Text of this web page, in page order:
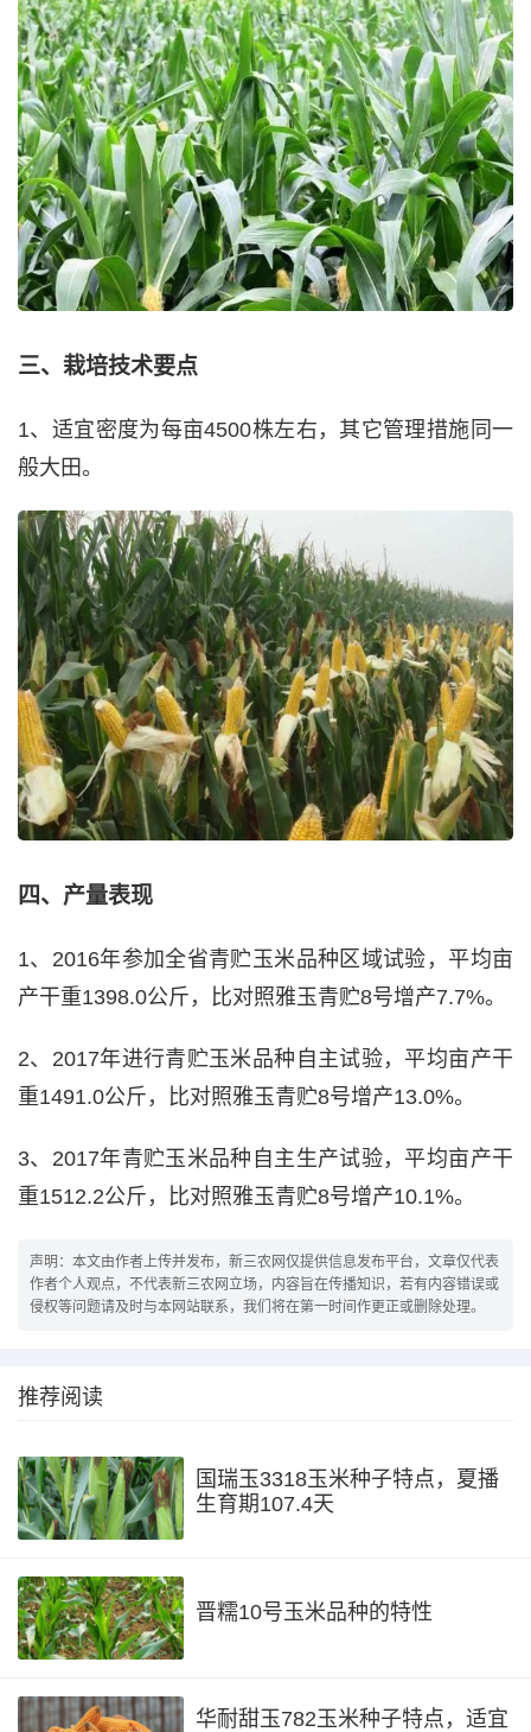
三、栽培技术要点
1、适宜密度为每亩4500株左右，其它管理措施同一
般大田。
四、产量表现
1、2016年参加全省青贮玉米品种区域试验，平均亩
产干重1398.0公斤，比对照雅玉青贮8号增产7.7%。
2、2017年进行青贮玉米品种自主试验，平均亩产干
重1491.0公斤，比对照雅玉青贮8号增产13.0%。
3、2017年青贮玉米品种自主生产试验，平均亩产干
重1512.2公斤，比对照雅玉青贮8号增产10.1%。
声明：本文由作者上传并发布，新三农网仅提供信息发布平台，文章仅代表
作者个人观点，不代表新三农网立场，内容旨在传播知识，若有内容错误或
侵权等问题请及时与本网站联系，我们将在第一时间作更正或删除处理。
推荐阅读
国瑞玉3318玉米种子特点，夏播
生育期107.4天
晋糯10号玉米品种的特性
华耐甜玉782玉米种子特点，适宜